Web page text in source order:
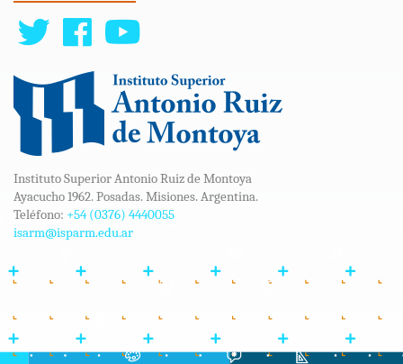
Instituto Superior Antonio Ruiz de Montoya
Ayacucho 1962. Posadas. Misiones. Argentina.
Teléfono: +54 (0376) 4440055
isarm@isparm.edu.ar